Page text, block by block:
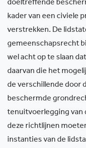
doeltreffende
kader van een civiele
verstrekken. De
gemeenschapsrecht
wel acht op te slaan
daarvan die het
de verschillende door
beschermde
tenuitvoerlegging van
deze richtlijnen
instanties van de